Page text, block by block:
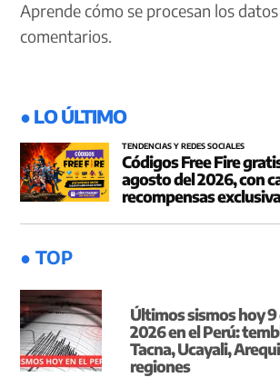
Aprende cómo se procesan los
comentarios.
● LO ÚLTIMO
TENDENCIAS Y REDES SOCIALES
Códigos Free Fire
agosto del 2026, con
recompensas
● TOP
Últimos sismos hoy
2026 en el Perú:
Tacna, Ucayali,
regiones